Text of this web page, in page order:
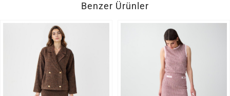
Benzer Ürünler